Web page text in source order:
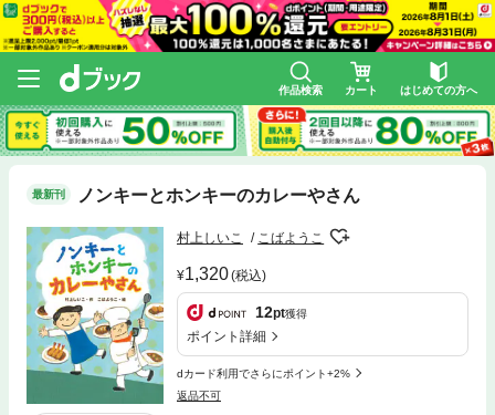
作品検索 カート はじめての方へ
最新刊 ノンキーとホンキーのカレーやさん
村上しいこ こばようこ
1,320(税込)
12pt獲得
ポイント詳細
dカード利用でさらにポイント+2%
返品不可